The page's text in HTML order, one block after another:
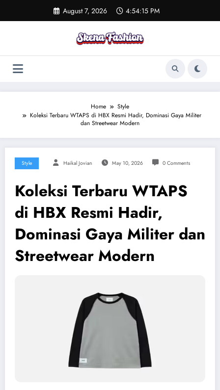
content
August 7, 2026 4:54:15 PM
Home
Style
Koleksi Terbaru WTAPS di HBX Resmi Hadir, Dominasi Gaya Militer
dan Streetwear Modern
Style Haikal Jovian May 10, 2026 0 Comments
Koleksi Terbaru WTAPS
di HBX Resmi Hadir,
Dominasi Gaya Militer dan
Streetwear Modern